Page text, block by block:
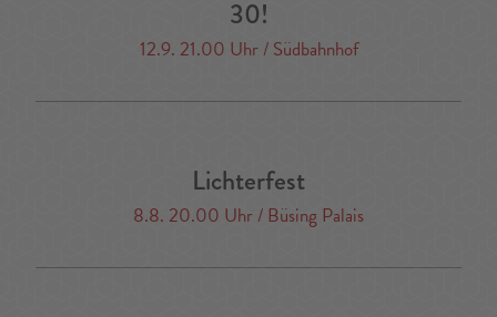
30!
12.9. 21.00 Uhr / Südbahnhof
Lichterfest
8.8. 20.00 Uhr / Büsing Palais